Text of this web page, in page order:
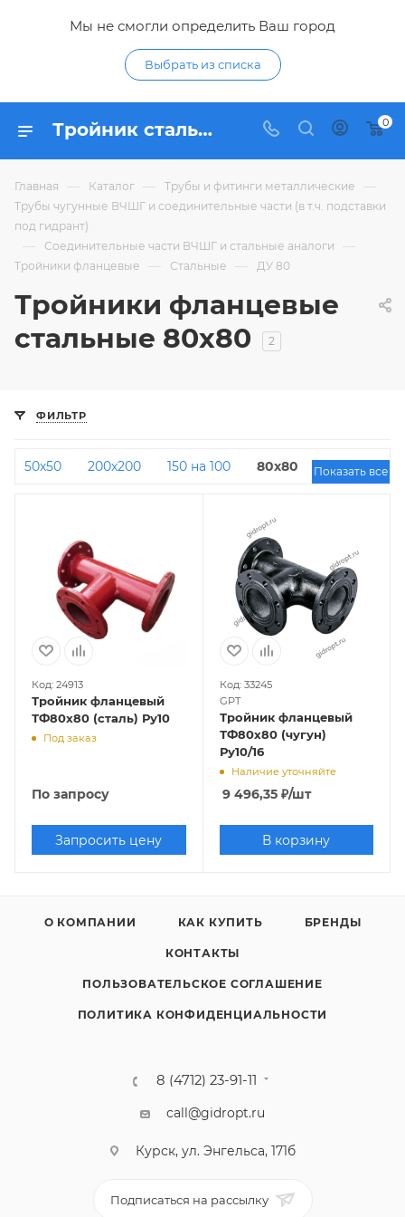
Мы не смогли определить Ваш город
Выбрать из списка
Тройник стальной фланцевый 80х80 - купить тройники ТФ стальные ДУ 80 (ДУ80) по низким цена в Курске в интерне-магазине Гидропромтехника 0
Главная — Каталог — Трубы и фитинги металлические —
Трубы чугунные ВЧШГ и соединительные части (в т.ч. подставки
под гидрант)
— Соединительные части ВЧШГ и стальные аналоги —
Тройники фланцевые — Стальные — ДУ 80
Тройники фланцевые
стальные 80х80
2
ФИЛЬТР
50х50 200х200 150 на 100 80х80
300 на
Показать все
Код: 24913
Тройник фланцевый
ТФ80х80 (сталь) Ру10
Под заказ
По запросу
Запросить цену
Код: 33245
GPT
Тройник фланцевый
ТФ80х80 (чугун)
Ру10/16
Наличие уточняйте
9 496,35₽/шт
В корзину
О КОМПАНИИ КАК КУПИТЬ БРЕНДЫ
КОНТАКТЫ
ПОЛЬЗОВАТЕЛЬСКОЕ СОГЛАШЕНИЕ
ПОЛИТИКА КОНФИДЕНЦИАЛЬНОСТИ
8 (4712) 23-91-11
call@gidropt.ru
Курск, ул. Энгельса, 171б
Подписаться на рассылку